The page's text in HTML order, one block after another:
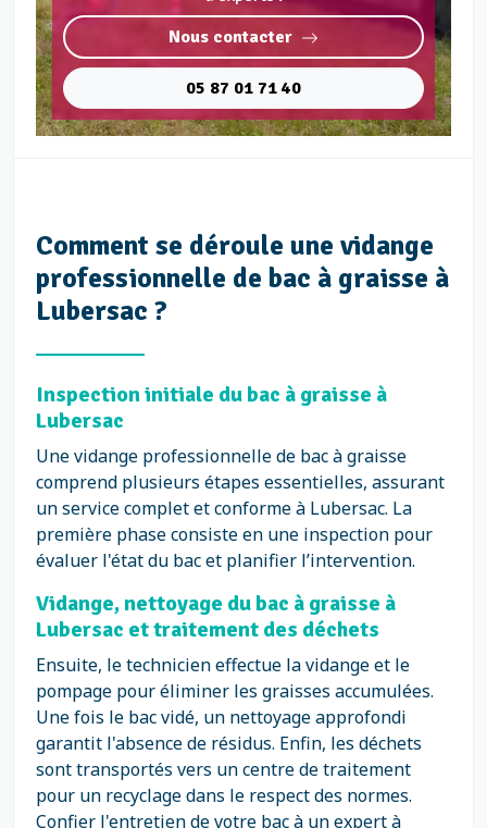
Nous contacter
05 87 01 71 40
Comment se déroule une vidange
professionnelle de bac à graisse à
Lubersac ?
Inspection initiale du bac à graisse à
Lubersac
Une vidange professionnelle de bac à graisse
comprend plusieurs étapes essentielles, assurant
un service complet et conforme à Lubersac. La
première phase consiste en une inspection pour
évaluer l'état du bac et planifier l’intervention.
Vidange, nettoyage du bac à graisse à
Lubersac et traitement des déchets
Ensuite, le technicien effectue la vidange et le
pompage pour éliminer les graisses accumulées.
Une fois le bac vidé, un nettoyage approfondi
garantit l'absence de résidus. Enfin, les déchets
sont transportés vers un centre de traitement
pour un recyclage dans le respect des normes.
Confier l'entretien de votre bac à un expert à